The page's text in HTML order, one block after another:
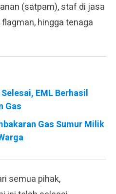
(satpam), staf di jasa
hingga tenaga
EML Berhasil
Gas
Gas Sumur Milik
semua pihak,